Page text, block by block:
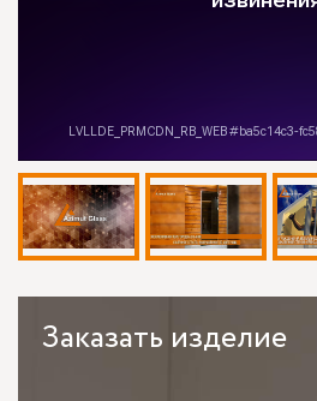
Заказать изделие